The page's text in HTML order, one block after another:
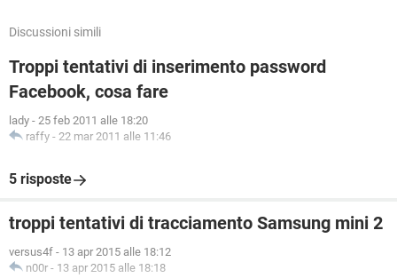
Discussioni simili
Troppi tentativi di inserimento password
Facebook, cosa fare
lady - 25 feb 2011 alle 18:20
raffy - 22 mar 2011 alle 11:46
5 risposte
troppi tentativi di tracciamento Samsung mini 2
versus4f - 13 apr 2015 alle 18:12
n00r - 13 apr 2015 alle 18:18